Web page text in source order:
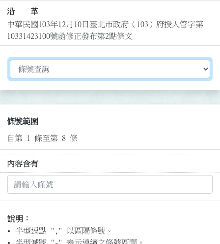
沿 革
中華民國103年12月10日臺北市政府（103）府授人管字第
10331423100號函修正發布第2點條文
切換選擇法規資訊內容
條號範圍
自第 1 條至第 8 條
內容含有
說明：
半型逗點 "," 以區隔條號。